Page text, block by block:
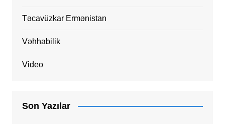
Təcavüzkar Ermənistan
Vəhhabilik
Video
Son Yazılar